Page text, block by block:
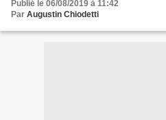
Publié le 06/08/2019 à 11:42
Par Augustin Chiodetti